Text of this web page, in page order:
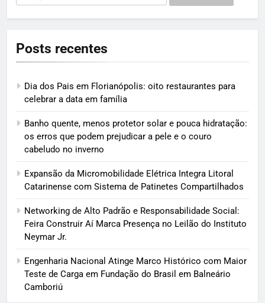
por:
Posts recentes
Dia dos Pais em Florianópolis: oito restaurantes para
celebrar a data em família
Banho quente, menos protetor solar e pouca hidratação:
os erros que podem prejudicar a pele e o couro
cabeludo no inverno
Expansão da Micromobilidade Elétrica Integra Litoral
Catarinense com Sistema de Patinetes Compartilhados
Networking de Alto Padrão e Responsabilidade Social:
Feira Construir Aí Marca Presença no Leilão do Instituto
Neymar Jr.
Engenharia Nacional Atinge Marco Histórico com Maior
Teste de Carga em Fundação do Brasil em Balneário
Camboriú